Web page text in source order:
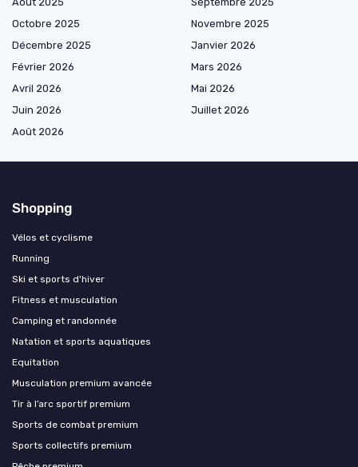
Octobre 2025
Novembre 2025
Décembre 2025
Janvier 2026
Février 2026
Mars 2026
Avril 2026
Mai 2026
Juin 2026
Juillet 2026
Août 2026
Shopping
Vélos et cyclisme
Running
Ski et sports d'hiver
Fitness et musculation
Camping et randonnée
Natation et sports aquatiques
Equitation
Musculation premium avancée
Tir à l’arc sportif premium
Sports de combat premium
Sports collectifs premium